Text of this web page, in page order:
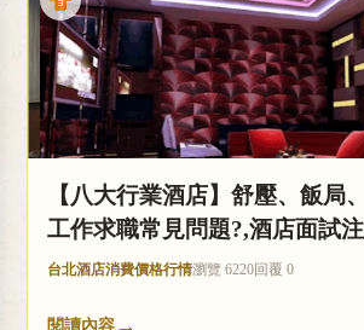
【八大行業酒店】舒壓、飯局
工作求職常見問題?,酒店面試
台北酒店消費價格行情瀏覽 6220回覆 0
閱讀內容 →